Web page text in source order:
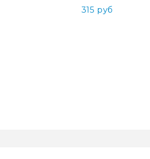
315 руб